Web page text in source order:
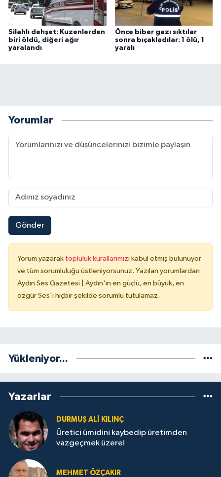
Silahlı dehşet: Kuzenlerden
biri öldü, diğeri ağır
yaralandı
Önce biber gazı sıktılar
sonra bıçakladılar: 1 ölü, 1
yaralı
Yorumlar
Gönder
Yorum yazarak topluluk kurallarımızı kabul etmiş bulunuyor
ve tüm sorumluluğu üstleniyorsunuz. Yazılan yorumlardan
Aydın Ses Gazetesi | Aydın'ın en güçlü, en büyük, en
özgür Ses'i hiçbir şekilde sorumlu tutulamaz.
Yükleniyor...
Yazarlar
DURMUŞ ALI KILINÇ
Üretici ümidini kaybedip üretimden
vazgeçmek üzere!
MEHMET ÖZÇAKIR